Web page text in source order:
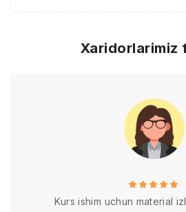
Xaridorlarimiz
Kurs ishim uchun material